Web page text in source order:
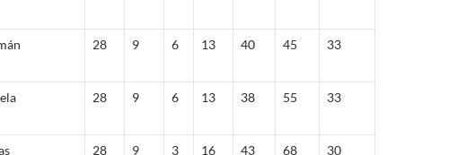
28 9 6 13 40 45 33
28 9 6 13 38 55 33
28 9 3 16 43 68 30